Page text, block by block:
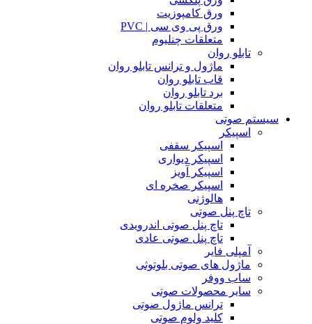
ورق کامپوزیت
ورق پی وی سی | PVC
متعلقات چنلیوم
تابلو روان
ماژول و ترانس تابلو روان
قاب تابلو روان
برد تابلو روان
متعلقات تابلو روان
سیستم صوتی
اسپیکر
اسپیکر سقفی
اسپیکر دیواری
اسپیکر آویز
اسپیکر صخره ای
هالوژنی
تاچ پنل صوتی
تاچ پنل صوتی اندرویدی
تاچ پنل صوتی عادی
آمپلی فایر
ماژول های صوتی بلوتوثی
ساب ووفر
سایر محصولات صوتی
ترانس ماژول صوتی
کلید ولوم صوتی